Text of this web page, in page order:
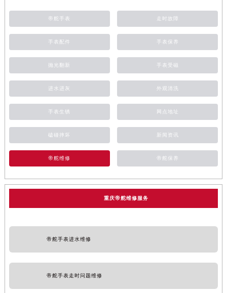
帝舵手表 走时故障
手表配件 手表保养
抛光翻新 手表受磁
进水进灰 外观清洗
手表生锈 网点地址
磕碰摔坏 新闻资讯
帝舵维修 帝舵保养
重庆帝舵维修服务
帝舵手表进水维修
帝舵手表走时问题维修